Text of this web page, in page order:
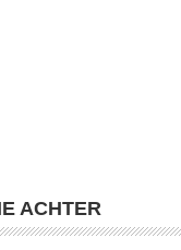
ACHTER